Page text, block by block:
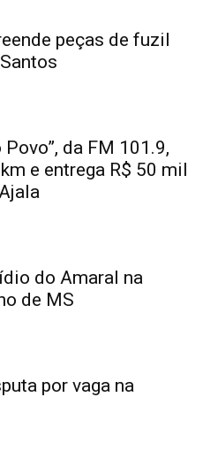
peças de fuzil
da FM 101.9,
e entrega R$ 50 mil
do Amaral na
de MS
por vaga na